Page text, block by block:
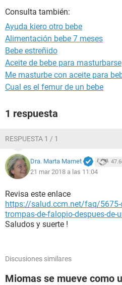
Consulta también:
Ayuda kiero otro bebe
Alimentación bebe 7 meses
Bebe estreñido
Aceite de bebe para masturbarse
Me masturbe con aceite para
Cual es el femur de un bebe
1 respuesta
RESPUESTA 1 / 1
Dra. Marta Marnet
21 mar 2018 a las 11:04
Revisa este enlace
https://salud.ccm.net/faq/5675-
trompas-de-falopio-despues-de-
Saludos y suerte !
Discusiones similares
Miomas se mueve como